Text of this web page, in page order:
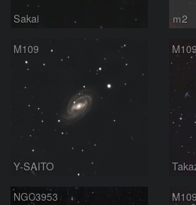
Sakai ｍ2
M109
Y-SAITO
M109
NGC3953 M109